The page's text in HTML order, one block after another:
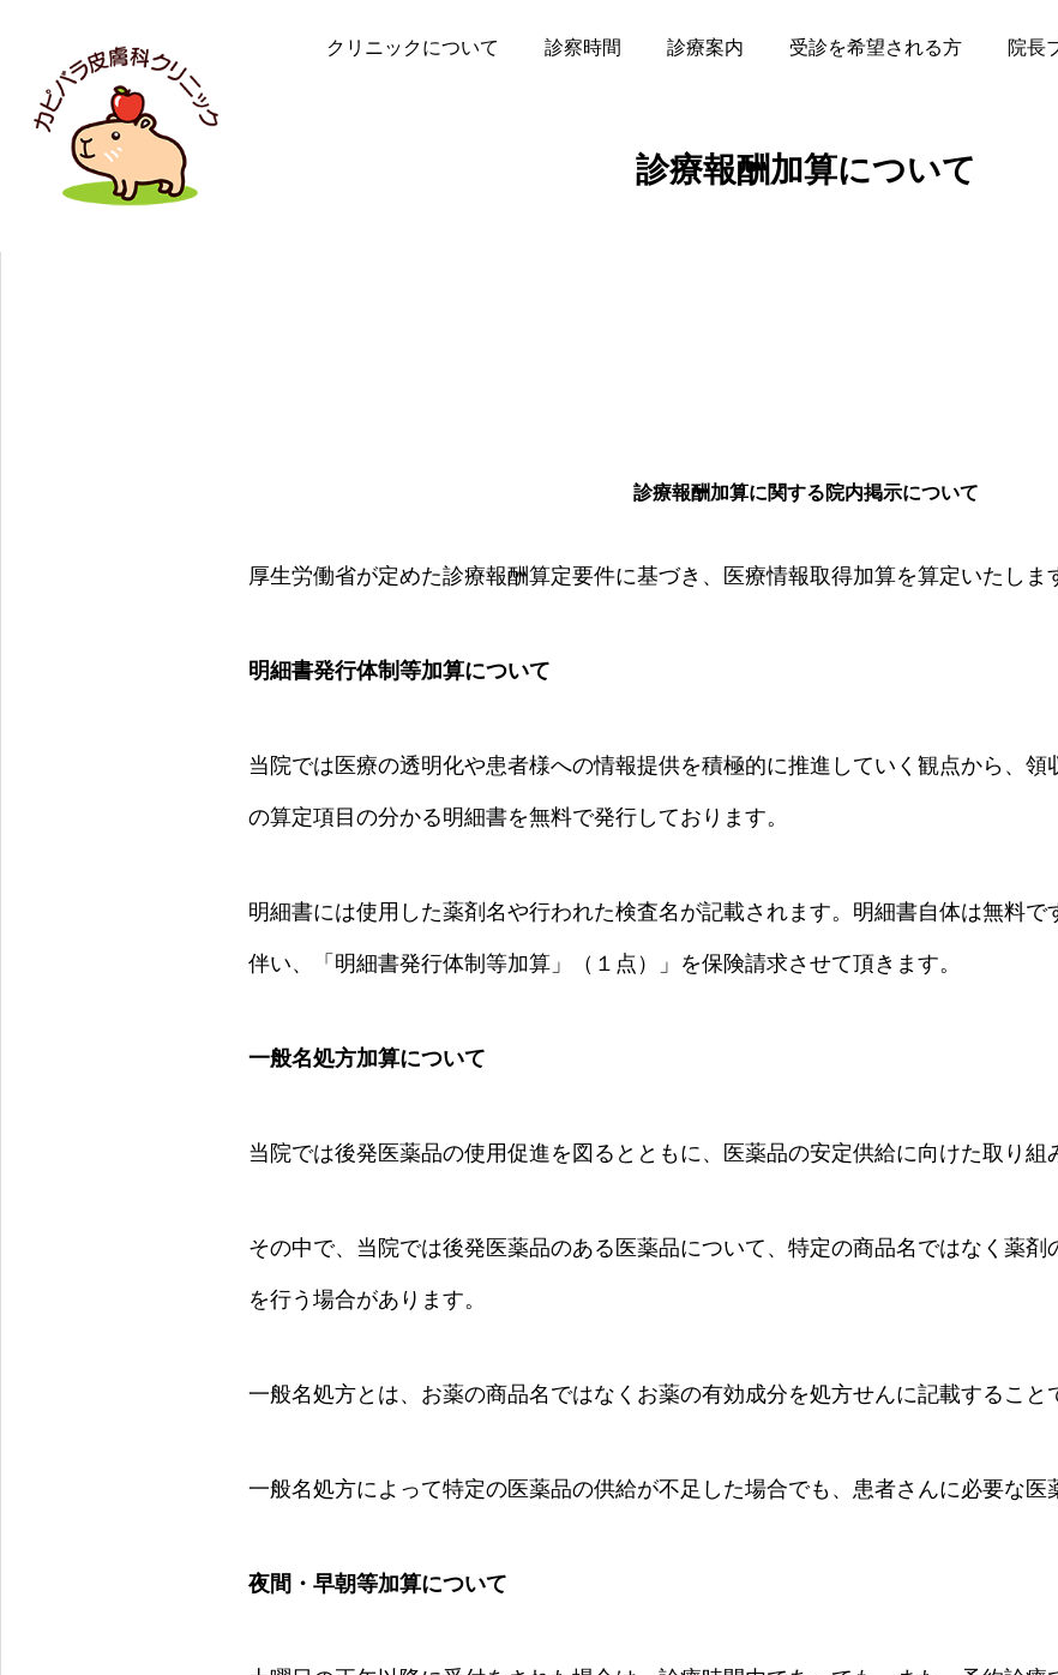
クリニックについて 診察時間 診療案内 受診を希望される方 院長
診療報酬加算について
診療報酬加算に関する院内掲示について
厚生労働省が定めた診療報酬算定要件に基づき、医療情報取得加算を算定いたしま
明細書発行体制等加算について
当院では医療の透明化や患者様への情報提供を積極的に推進していく観点から、領
の算定項目の分かる明細書を無料で発行しております。
明細書には使用した薬剤名や行われた検査名が記載されます。明細書自体は無料で
伴い、「明細書発行体制等加算」（１点）」を保険請求させて頂きます。
一般名処方加算について
当院では後発医薬品の使用促進を図るとともに、医薬品の安定供給に向けた取り組
その中で、当院では後発医薬品のある医薬品について、特定の商品名ではなく薬
を行う場合があります。
一般名処方とは、お薬の商品名ではなくお薬の有効成分を処方せんに記載すること
一般名処方によって特定の医薬品の供給が不足した場合でも、患者さんに必要な医
夜間・早朝等加算について